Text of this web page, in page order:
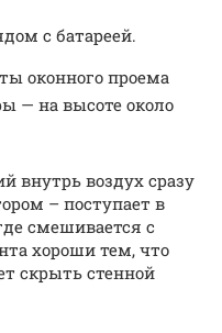
с батареей.
оконного проема
— на высоте около
внутрь воздух сразу
– поступает в
смешивается с
хороши тем, что
скрыть стенной